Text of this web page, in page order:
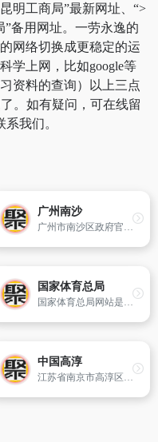
明工商局”最新网址、“>
”备用网址。一劳永逸的
网络切换成更稳定的运
学上网，比如google等
资料的查询）以上三点
。如有疑问，可在线留
我们。
广州南沙
广州市南沙区政府官方网站
国家体育总局
国家体育总局网站是提供政务公开、公共服务、在线办事以及与公众互动交流的平台。
中国高淳
江苏省南京市高淳区人民政府官方网站